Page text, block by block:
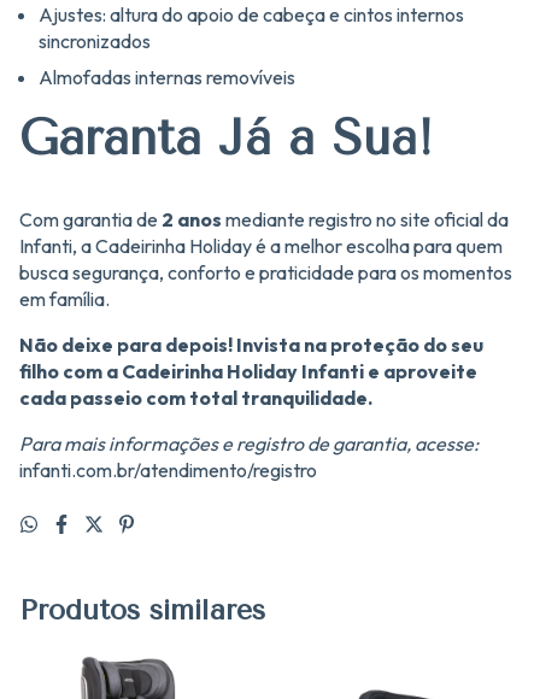
Ajustes: altura do apoio de cabeça e cintos internos
sincronizados
Almofadas internas removíveis
Garanta Já a Sua!
Com garantia de 2 anos mediante registro no site oficial da
Infanti, a Cadeirinha Holiday é a melhor escolha para quem
busca segurança, conforto e praticidade para os momentos
em família.
Não deixe para depois! Invista na proteção do seu
filho com a Cadeirinha Holiday Infanti e aproveite
cada passeio com total tranquilidade.
Para mais informações e registro de garantia, acesse:
infanti.com.br/atendimento/registro
Produtos similares